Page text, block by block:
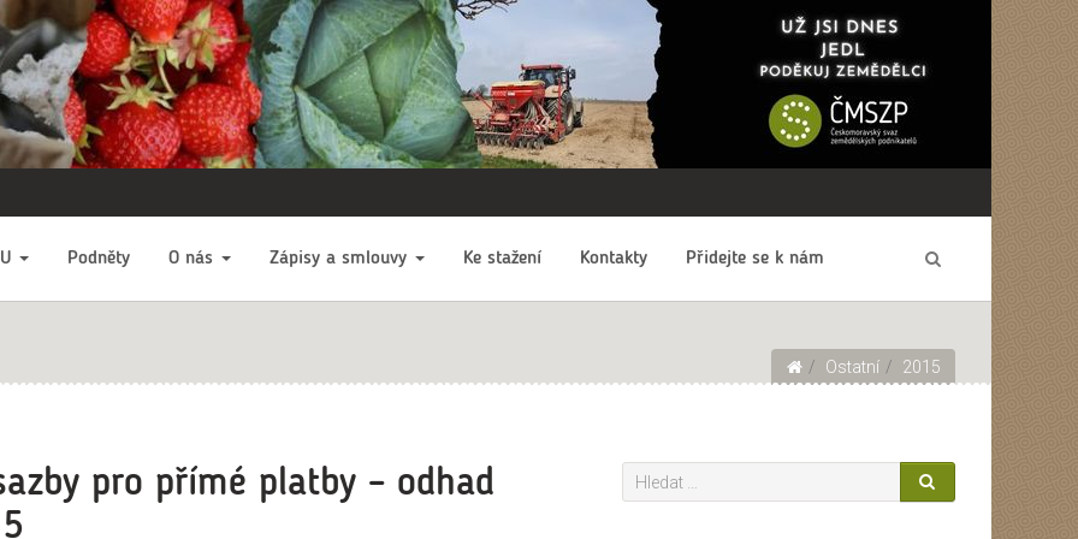
Podněty O nás Zápisy a smlouvy Ke stažení Kontakty Přidejte se k nám
Ostatní 2015
pro přímé platby – odhad